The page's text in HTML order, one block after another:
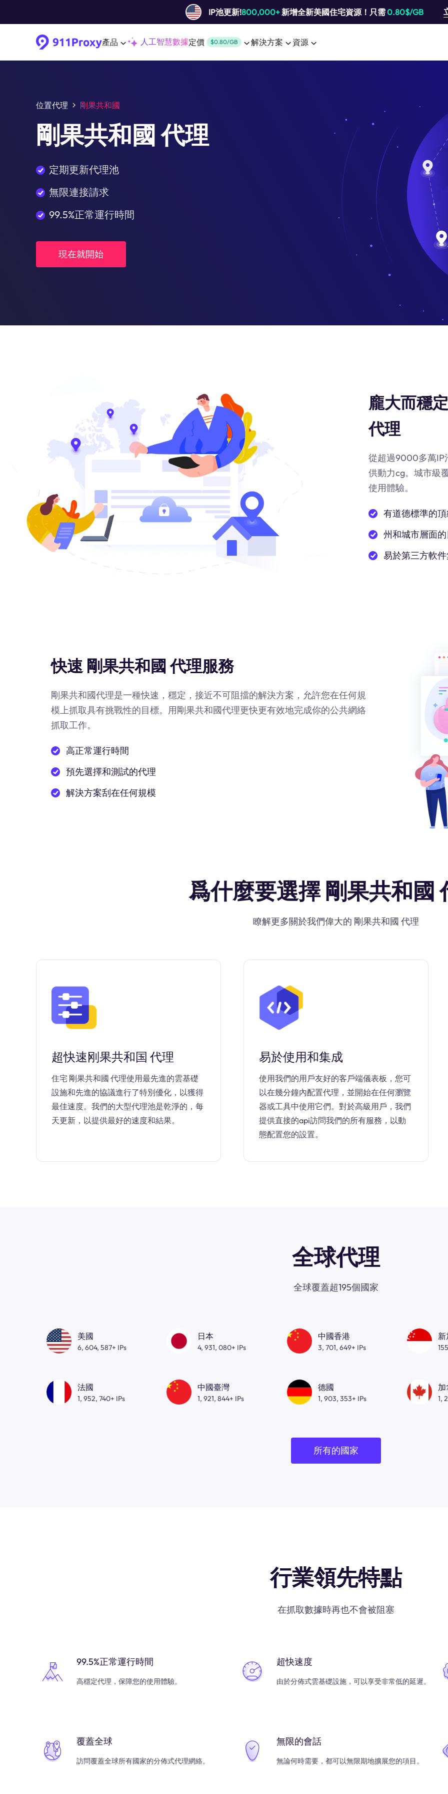
IP池更新!800,000+新增全新美國住宅資源！只需0.80$/GB
產品 人工智慧數據定價 $0.80/GB 解決方案 資源
位置代理 剛果共和國
剛果共和國 代理
定期更新代理池
無限連接請求
99.5%正常運行時間
現在就開始
龐大而穩
代理
從超過9000多萬IP
供動力cg。城市級
使用體驗。
有道德標準的
州和城市層面
易於第三方軟
快速 剛果共和國 代理服務
剛果共和國代理是一種快速，穩定，接近不可阻擋的解決方案，允許您在任何規
模上抓取具有挑戰性的目標。用剛果共和國代理更快更有效地完成你的公共網絡
抓取工作。
高正常運行時間
預先選擇和測試的代理
解決方案刮在任何規模
爲什麼要選擇 剛果共和國
瞭解更多關於我們偉大的 剛果共和國 代理
超快速刚果共和国 代理
住宅 剛果共和國 代理使用最先進的雲基礎
設施和先進的協議進行了特別優化，以獲得
最佳速度。我們的大型代理池是乾淨的，每
天更新，以提供最好的速度和結果。
易於使用和集成
使用我們的用戶友好的客戶端儀表板，您可
以在幾分鐘內配置代理，並開始在任何瀏覽
器或工具中使用它們。對於高級用戶，我們
提供直接的api訪問我們的所有服務，以動
態配置您的設置。
全球代理
全球覆蓋超195個國家
美國
6, 604, 587+ IPs
日本
4, 931, 080+ IPs
中國香港
3, 701, 649+ IPs
新
法國
1, 952, 740+ IPs
中國臺灣
1, 921, 844+ IPs
德國
1, 903, 353+ IPs
加
1,
所有的國家
行業領先特點
在抓取數據時再也不會被阻塞
99.5%正常運行時間
高穩定代理，保障您的使用體驗。
超快速度
由於分佈式雲基礎設施，可以享受非常低的延遲。
覆蓋全球
訪問覆蓋全球所有國家的分佈式代理網絡。
無限的會話
無論何時需要，都可以無限期地擴展您的項目。